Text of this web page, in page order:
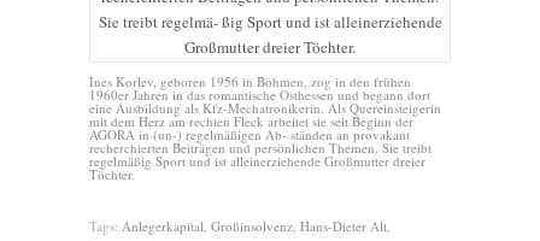
Ines Korlev, geboren 1956 in Böhmen, zog in den frühen
1960er Jahren in das romantische Osthessen und begann dort
eine Ausbildung als Kfz-Mechatronikerin. Als Quereinsteigerin
mit dem Herz am rechten Fleck arbeitet sie seit Beginn der
AGORA in (un-) regelmäßigen Ab- ständen an provakant
recherchierten Beiträgen und persönlichen Themen. Sie treibt
regelmäßig Sport und ist alleinerziehende Großmutter dreier
Töchter.
Tags: Anlegerkapital, Großinsolvenz, Hans-Dieter Alt,